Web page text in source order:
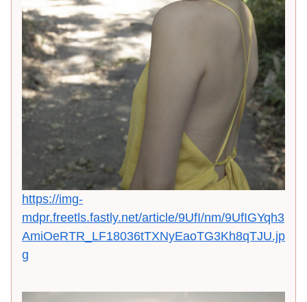
https://img-
mdpr.freetls.fastly.net/article/9UfI/nm/9UfIGYqh3
AmiOeRTR_LF18036tTXNyEaoTG3Kh8qTJU.jp
g